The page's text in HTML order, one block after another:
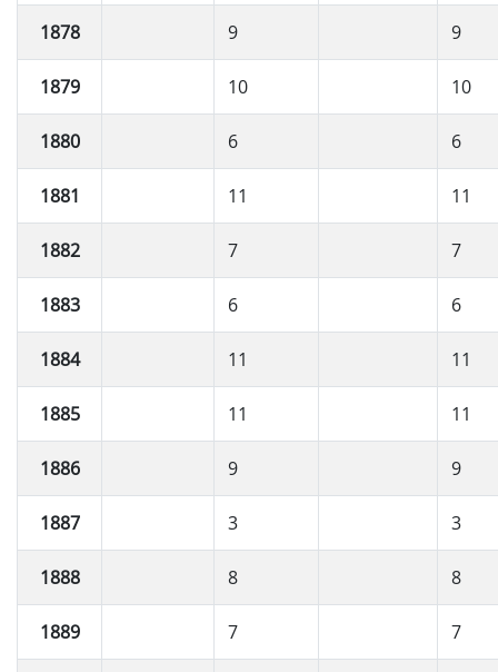
1878 9 9
1879 10 10
1880 6 6
1881 11 11
1882 7 7
1883 6 6
1884 11 11
1885 11 11
1886 9 9
1887 3 3
1888 8 8
1889 7 7